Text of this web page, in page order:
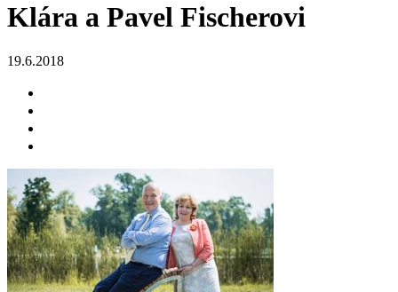
Klára a Pavel Fischerovi
19.6.2018